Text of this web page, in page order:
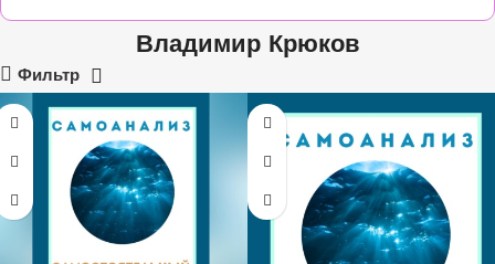
Владимир Крюков
Фильтр